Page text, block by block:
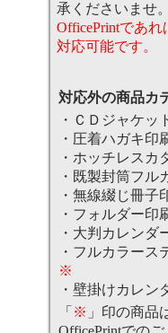
承くださいませ
OfficePrintであ
対応可能です。
対応外の商品カ
・ＣＤジャケッ
・圧着ハガキ印
・ホッチレスカ
・既製封筒フル
・無線綴じ冊子
・フォルダー印
・大判カレンダ
・フルカラース
※
・壁掛けカレン
「 ※ 」印の商品